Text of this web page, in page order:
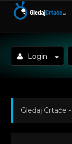
Login
Gledaj Crtaće